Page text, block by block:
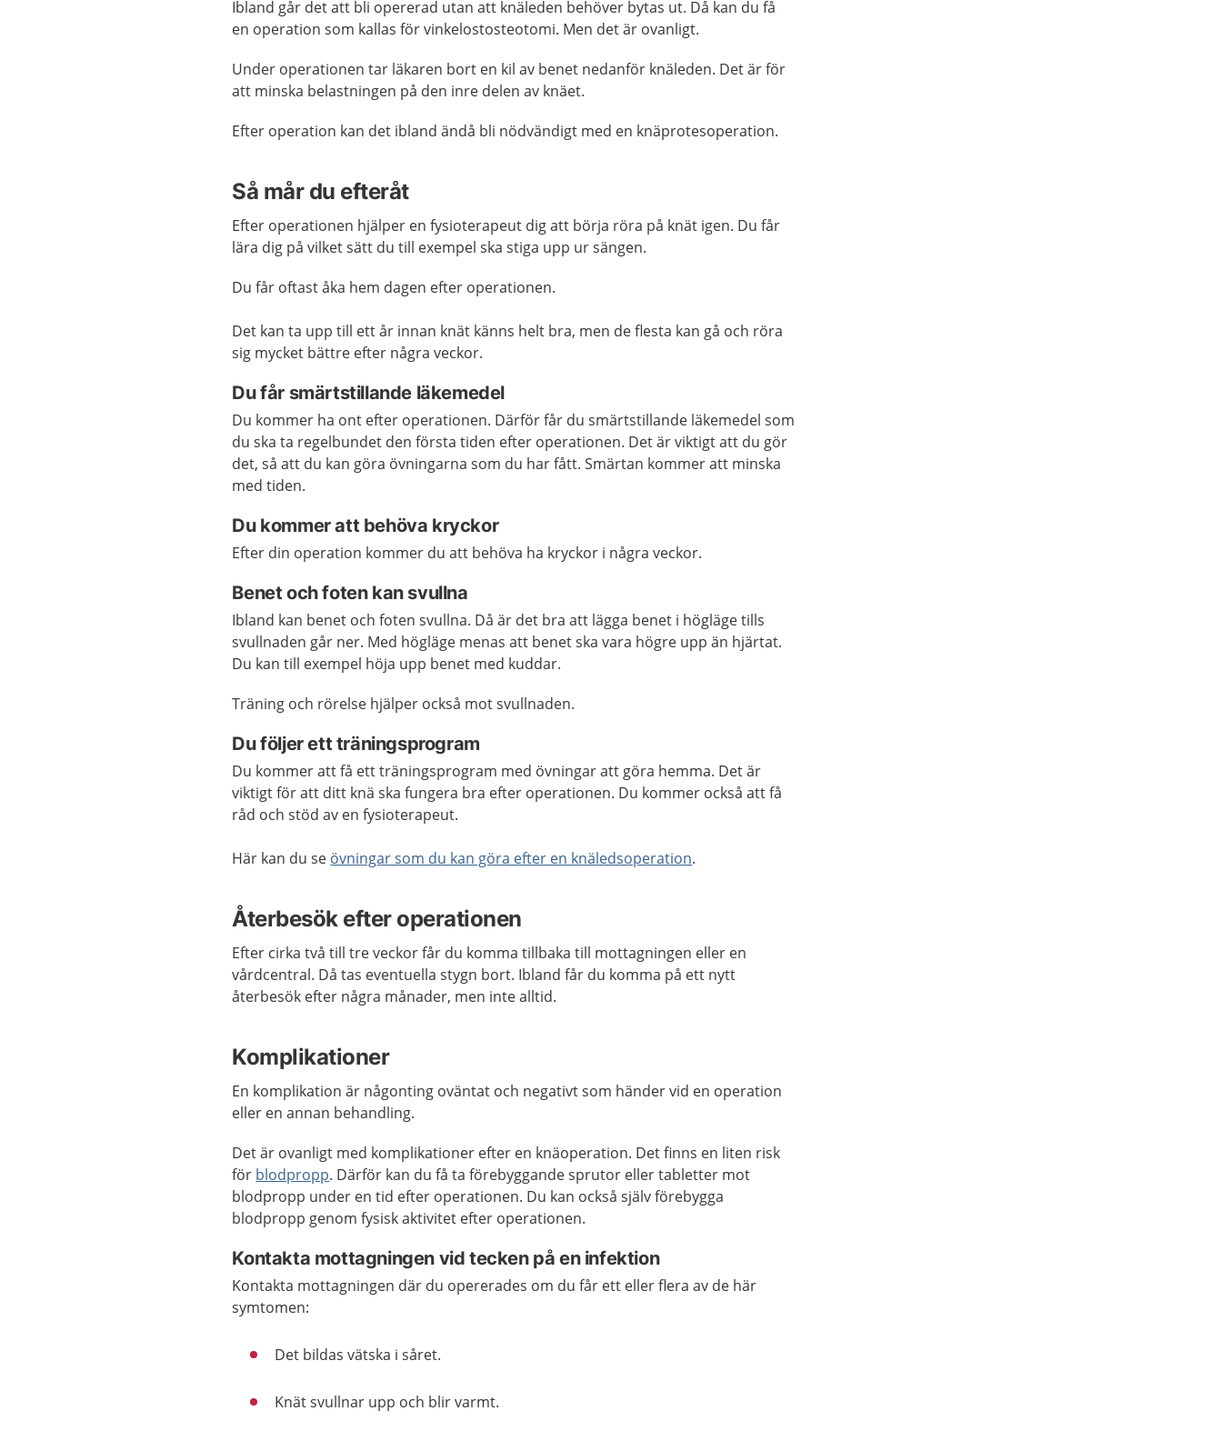
Ibland går det att bli opererad utan att knäleden behöver bytas ut. Då kan du få
en operation som kallas för vinkelostosteotomi. Men det är ovanligt.
Under operationen tar läkaren bort en kil av benet nedanför knäleden. Det är för
att minska belastningen på den inre delen av knäet.
Efter operation kan det ibland ändå bli nödvändigt med en knäprotesoperation.
Så mår du efteråt
Efter operationen hjälper en fysioterapeut dig att börja röra på knät igen. Du får
lära dig på vilket sätt du till exempel ska stiga upp ur sängen.
Du får oftast åka hem dagen efter operationen.
Det kan ta upp till ett år innan knät känns helt bra, men de flesta kan gå och röra
sig mycket bättre efter några veckor.
Du får smärtstillande läkemedel
Du kommer ha ont efter operationen. Därför får du smärtstillande läkemedel som
du ska ta regelbundet den första tiden efter operationen. Det är viktigt att du gör
det, så att du kan göra övningarna som du har fått. Smärtan kommer att minska
med tiden.
Du kommer att behöva kryckor
Efter din operation kommer du att behöva ha kryckor i några veckor.
Benet och foten kan svullna
Ibland kan benet och foten svullna. Då är det bra att lägga benet i högläge tills
svullnaden går ner. Med högläge menas att benet ska vara högre upp än hjärtat.
Du kan till exempel höja upp benet med kuddar.
Träning och rörelse hjälper också mot svullnaden.
Du följer ett träningsprogram
Du kommer att få ett träningsprogram med övningar att göra hemma. Det är
viktigt för att ditt knä ska fungera bra efter operationen. Du kommer också att få
råd och stöd av en fysioterapeut.
Här kan du se övningar som du kan göra efter en knäledsoperation.
Återbesök efter operationen
Efter cirka två till tre veckor får du komma tillbaka till mottagningen eller en
vårdcentral. Då tas eventuella stygn bort. Ibland får du komma på ett nytt
återbesök efter några månader, men inte alltid.
Komplikationer
En komplikation är någonting oväntat och negativt som händer vid en operation
eller en annan behandling.
Det är ovanligt med komplikationer efter en knäoperation. Det finns en liten risk
för blodpropp. Därför kan du få ta förebyggande sprutor eller tabletter mot
blodpropp under en tid efter operationen. Du kan också själv förebygga
blodpropp genom fysisk aktivitet efter operationen.
Kontakta mottagningen vid tecken på en infektion
Kontakta mottagningen där du opererades om du får ett eller flera av de här
symtomen:
Det bildas vätska i såret.
Knät svullnar upp och blir varmt.